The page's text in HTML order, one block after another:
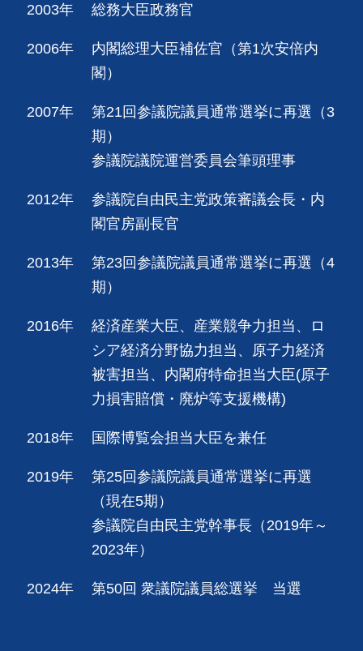
2003年 総務大臣政務官
2006年
内閣総理大臣補佐官（第1次安倍内
閣）
2007年
第21回参議院議員通常選挙に再選（3
期）
参議院議院運営委員会筆頭理事
2012年
参議院自由民主党政策審議会長・内
閣官房副長官
2013年
第23回参議院議員通常選挙に再選（4
期）
2016年
経済産業大臣、産業競争力担当、ロ
シア経済分野協力担当、原子力経済
被害担当、内閣府特命担当大臣(原子
力損害賠償・廃炉等支援機構)
2018年 国際博覧会担当大臣を兼任
2019年
第25回参議院議員通常選挙に再選
（現在5期）
参議院自由民主党幹事長（2019年～
2023年）
2024年 第50回 衆議院議員総選挙 当選